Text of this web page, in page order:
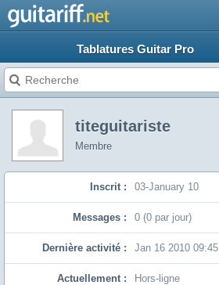
Tablatures Guitar Pro
titeguitariste
Membre
Inscrit : 03-January 10
Messages : 0 (0 par jour)
Dernière activité : Jan 16 2010 09:45
Actuellement : Hors-ligne